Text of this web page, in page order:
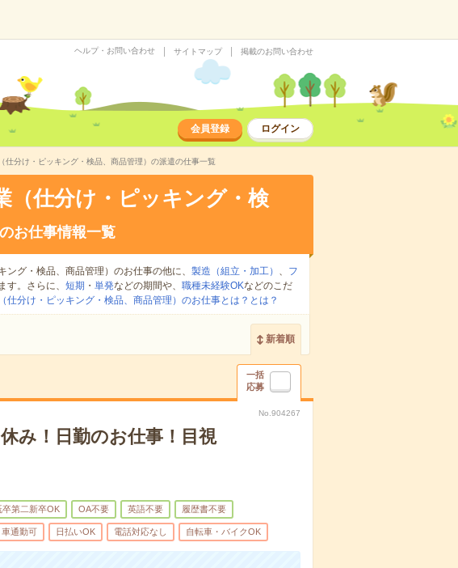
ヘルプ・お問い合わせ サイトマップ 掲載のお問い合わせ
会員登録 ログイン
仕分け・ピッキング・検品、商品管理）の派遣の仕事一覧
（仕分け・ピッキング・検
お仕事情報一覧
グ・検品、商品管理）のお仕事の他に、 製造（組立・加工） 、
フ
す。さらに、 短期 ・ 単発などの期間や、 職種未経験OKなどのこだ
仕分け・ピッキング・検品、商品管理）のお仕事とは？とは？
新着順
一括
応募
No.904267
み！日勤のお仕事！目視
卒第二新卒OK OA不要 英語不要 履歴書不要
車通勤可 日払いOK 電話対応なし 自転車・バイクOK